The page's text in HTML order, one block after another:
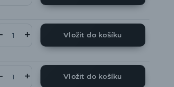
Vložit do košíku
Vložit do košíku